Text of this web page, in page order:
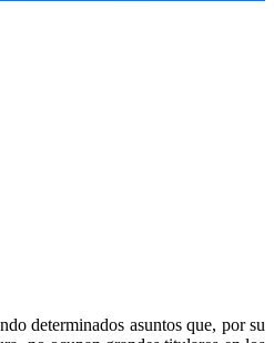
determinados asuntos que, por su